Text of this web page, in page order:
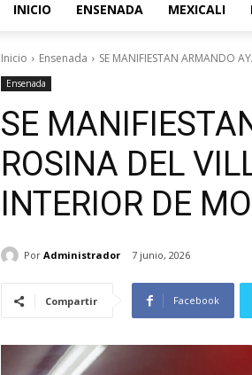
INICIO ENSENADA MEXICALI
Inicio Ensenada SE MANIFIESTAN ARMANDO
Ensenada
SE
ROSINA DEL
INTERIOR DE
Por Administrador 7 junio, 2026
Compartir Facebook